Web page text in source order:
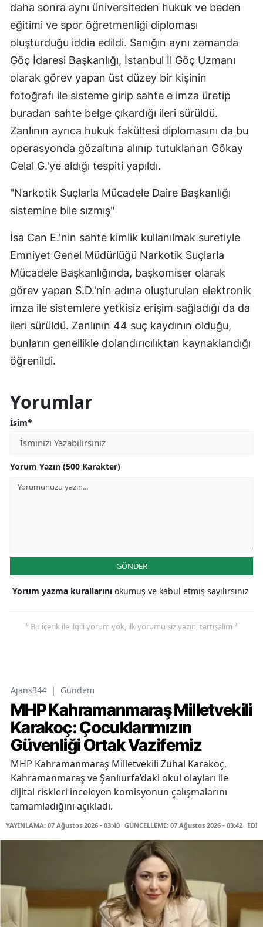
daha sonra aynı üniversiteden hukuk ve beden
eğitimi ve spor öğretmenliği diploması
oluşturduğu iddia edildi. Sanığın aynı zamanda
Göç İdaresi Başkanlığı, İstanbul İl Göç Uzmanı
olarak görev yapan üst düzey bir kişinin
fotoğrafı ile sisteme girip sahte e imza üretip
buradan sahte belge çıkardığı ileri sürüldü.
Zanlının ayrıca hukuk fakültesi diplomasını da bu
operasyonda gözaltına alınıp tutuklanan Gökay
Celal G.'ye aldığı tespiti yapıldı.
"Narkotik Suçlarla Mücadele Daire Başkanlığı
sistemine bile sızmış"
İsa Can E.'nin sahte kimlik kullanılmak suretiyle
Emniyet Genel Müdürlüğü Narkotik Suçlarla
Mücadele Başkanlığında, başkomiser olarak
görev yapan S.D.'nin adına oluşturulan elektronik
imza ile sistemlere yetkisiz erişim sağladığı da da
ileri sürüldü. Zanlının 44 suç kaydının olduğu,
bunların genellikle dolandırıcılıktan kaynaklandığı
öğrenildi.
Yorumlar
İsim*
Yorum Yazın (500 Karakter)
GÖNDER
Yorum yazma kurallarını okumuş ve kabul etmiş sayılırsınız
* Bu içerik ile ilgili yorum yok, ilk yorumu siz yazın, tartışalım *
Ajans344 | Gündem
MHP Kahramanmaraş Milletvekili
Karakoç: Çocuklarımızın
Güvenliği Ortak Vazifemiz
MHP Kahramanmaraş Milletvekili Zuhal Karakoç,
Kahramanmaraş ve Şanlıurfa’daki okul olayları ile
dijital riskleri inceleyen komisyonun çalışmalarını
tamamladığını açıkladı.
YAYINLAMA: 07 Ağustos 2026 - 03:40 GÜNCELLEME: 07 Ağustos 2026 - 03:42